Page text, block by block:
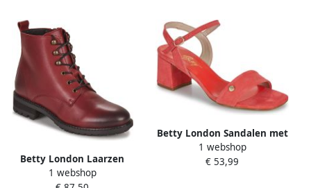
Betty London Laarzen
HILDIE
1 webshop
Betty London Sandalen met
hakken JULIETTE
1 webshop
€ 53,99